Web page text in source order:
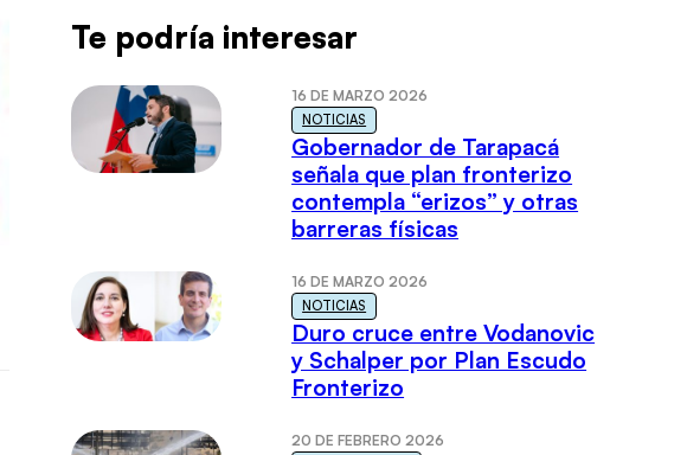
Te podría interesar
16 DE MARZO 2026
NOTICIAS
Gobernador de Tarapacá
señala que plan fronterizo
contempla “erizos” y otras
barreras físicas
16 DE MARZO 2026
NOTICIAS
Duro cruce entre Vodanovic
y Schalper por Plan Escudo
Fronterizo
20 DE FEBRERO 2026